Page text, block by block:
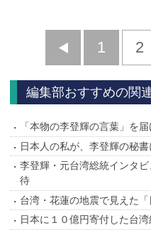
前
へ
1 2
編集部おすすめの関
「本物の李登輝の言葉」を
日本人の私が、李登輝の秘
李登輝・元台湾総統インタ
待
台湾・花蓮の地震で見えた
日本に１０億円寄付した台